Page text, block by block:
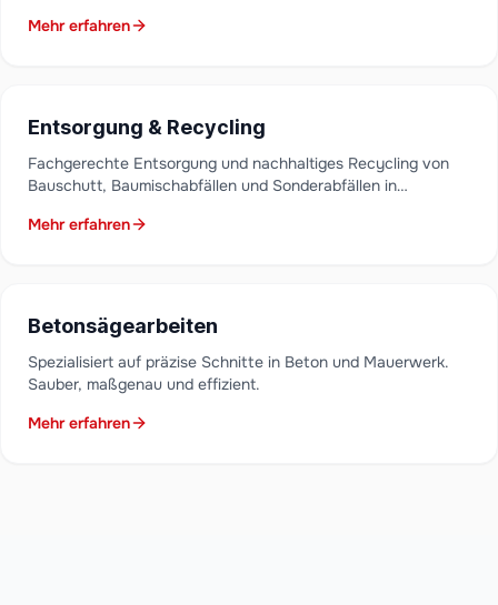
Mehr erfahren
Entsorgung & Recycling
Fachgerechte Entsorgung und nachhaltiges Recycling von
Bauschutt, Baumischabfällen und Sonderabfällen in
Mehr erfahren
Betonsägearbeiten
Spezialisiert auf präzise Schnitte in Beton und Mauerwerk.
Sauber, maßgenau und effizient.
Mehr erfahren